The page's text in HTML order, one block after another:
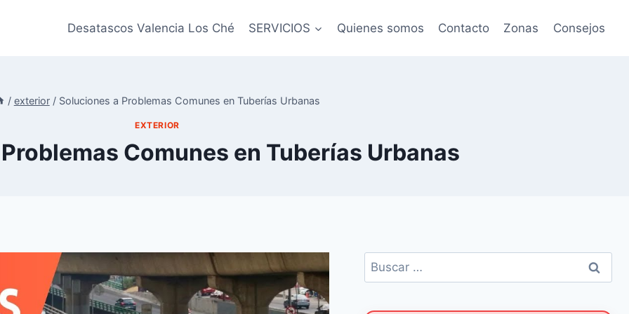
Desatascos Valencia Los Ché SERVICIOS Quienes somos Contacto Zonas Consejos
/ exterior / Soluciones a Problemas Comunes en Tuberías Urbanas
EXTERIOR
Comunes en Tuberías Urbanas
Buscar: